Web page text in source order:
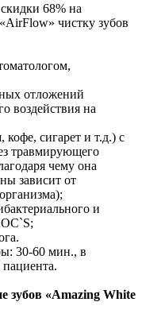
68% на
чистку зубов
отложений
воздействия на
кофе, сигарет и т.д.) с
травмирующего
чему она
зависит от
и
30-60 мин., в
пациента.
зубов «Amazing White